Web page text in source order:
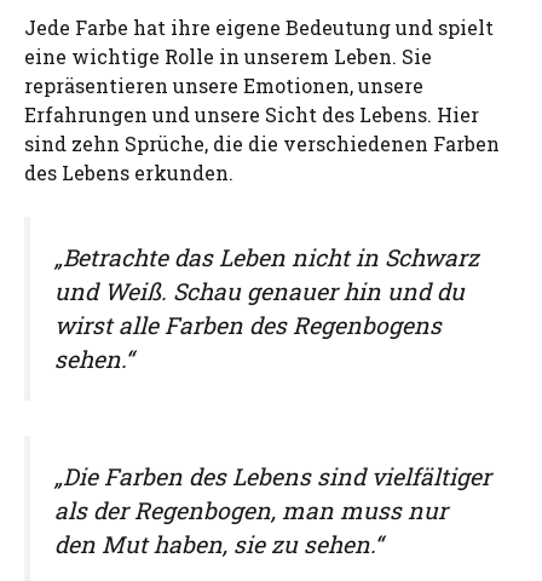
Jede Farbe hat ihre eigene Bedeutung und spielt
eine wichtige Rolle in unserem Leben. Sie
repräsentieren unsere Emotionen, unsere
Erfahrungen und unsere Sicht des Lebens. Hier
sind zehn Sprüche, die die verschiedenen Farben
des Lebens erkunden.
„Betrachte das Leben nicht in Schwarz
und Weiß. Schau genauer hin und du
wirst alle Farben des Regenbogens
sehen.“
„Die Farben des Lebens sind vielfältiger
als der Regenbogen, man muss nur
den Mut haben, sie zu sehen.“